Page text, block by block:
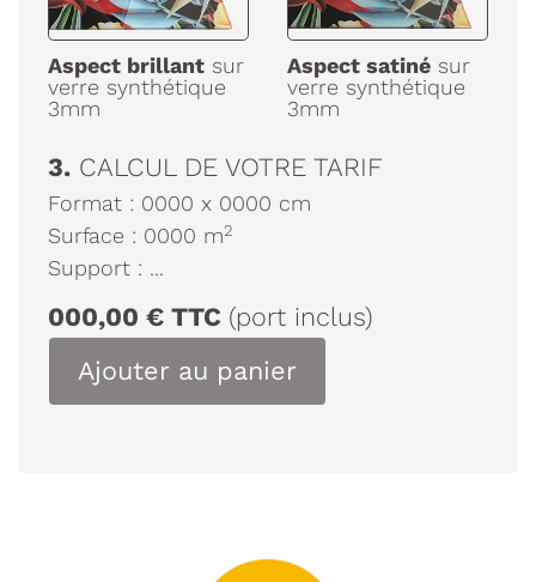
Aspect brillant sur
verre synthétique
3mm
Aspect satiné sur
verre synthétique
3mm
3. CALCUL DE VOTRE TARIF
Format : 0000 x 0000 cm
Surface : 0000 m2
Support : ...
000,00 € TTC (port inclus)
Ajouter au panier